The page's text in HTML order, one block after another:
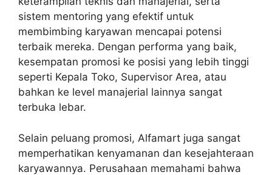
sistem mentoring yang efektif untuk
membimbing karyawan mencapai potensi
terbaik mereka. Dengan performa yang baik,
kesempatan promosi ke posisi yang lebih tinggi
seperti Kepala Toko, Supervisor Area, atau
bahkan ke level manajerial lainnya sangat
terbuka lebar.
Selain peluang promosi, Alfamart juga sangat
memperhatikan kenyamanan dan kesejahteraan
karyawannya. Perusahaan memahami bahwa